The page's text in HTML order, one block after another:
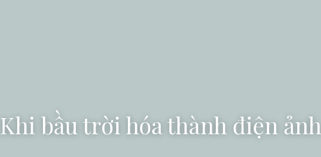
Khi bầu trời hóa thành điện ảnh